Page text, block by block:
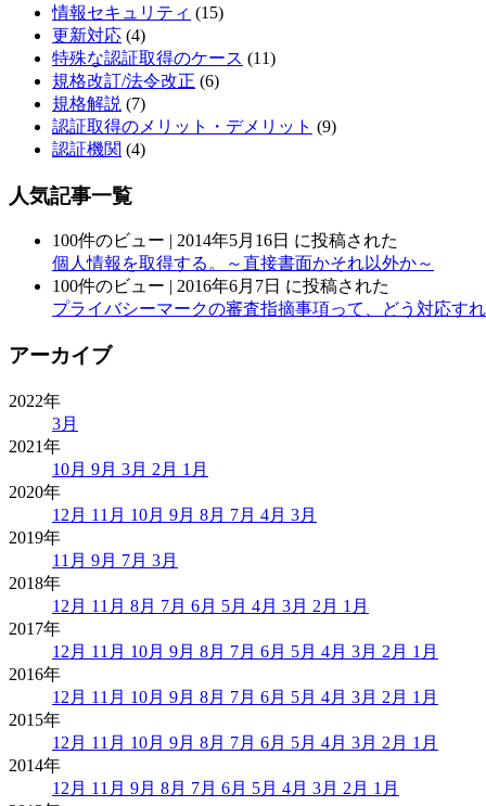
情報セキュリティ (15)
更新対応 (4)
特殊な認証取得のケース (11)
規格改訂/法令改正 (6)
規格解説 (7)
認証取得のメリット・デメリット (9)
認証機関 (4)
人気記事一覧
100件のビュー | 2014年5月16日 に投稿された
個人情報を取得する。～直接書面かそれ以外か～
100件のビュー | 2016年6月7日 に投稿された
プライバシーマークの審査指摘事項って、どう対応す
アーカイブ
2022年
3月
2021年
10月 9月 3月 2月 1月
2020年
12月 11月 10月 9月 8月 7月 4月 3月
2019年
11月 9月 7月 3月
2018年
12月 11月 8月 7月 6月 5月 4月 3月 2月 1月
2017年
12月 11月 10月 9月 8月 7月 6月 5月 4月 3月 2月 1月
2016年
12月 11月 10月 9月 8月 7月 6月 5月 4月 3月 2月 1月
2015年
12月 11月 10月 9月 8月 7月 6月 5月 4月 3月 2月 1月
2014年
12月 11月 9月 8月 7月 6月 5月 4月 3月 2月 1月